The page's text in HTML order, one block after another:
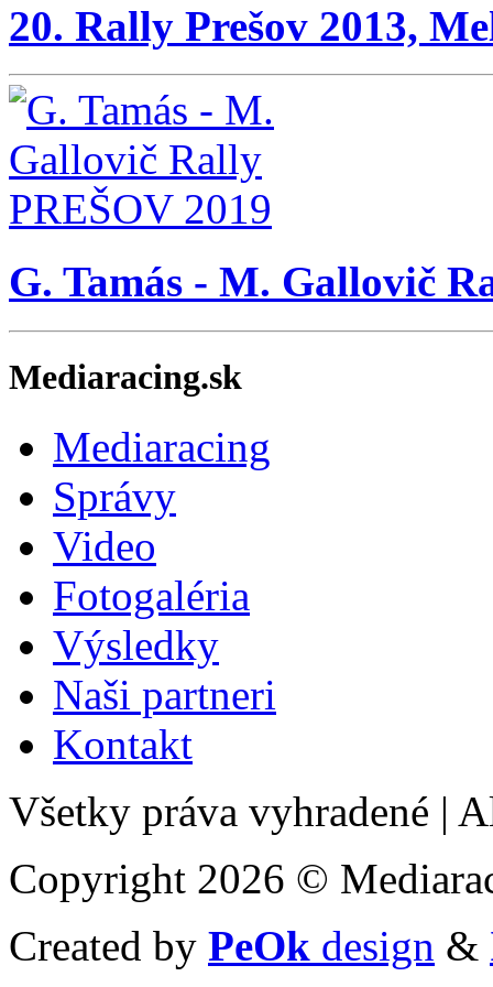
20. Rally Prešov 2013,
G. Tamás - M. Gallovič
Mediaracing.sk
Mediaracing
Správy
Video
Fotogaléria
Výsledky
Naši partneri
Kontakt
Všetky práva vyhradené |
Copyright 2026 ©
Created by PeOk design &